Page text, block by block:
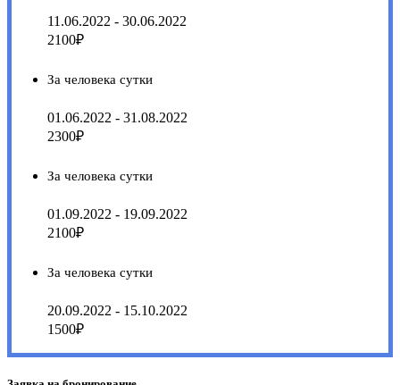
11.06.2022 - 30.06.2022
2100₽
За человека сутки
01.06.2022 - 31.08.2022
2300₽
За человека сутки
01.09.2022 - 19.09.2022
2100₽
За человека сутки
20.09.2022 - 15.10.2022
1500₽